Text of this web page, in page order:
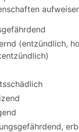
(entzündlich,